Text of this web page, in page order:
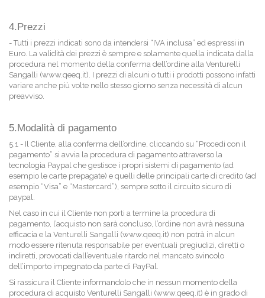
4.Prezzi
- Tutti i prezzi indicati sono da intendersi “IVA inclusa” ed espressi in
Euro. La validità dei prezzi è sempre e solamente quella indicata dalla
procedura nel momento della conferma dell’ordine alla Venturelli
Sangalli (www.qeeq.it). I prezzi di alcuni o tutti i prodotti possono infatti
variare anche più volte nello stesso giorno senza necessità di alcun
preavviso.
5.Modalità di pagamento
5.1 - Il Cliente, alla conferma dell’ordine, cliccando su “Procedi con il
pagamento” si avvia la procedura di pagamento attraverso la
tecnologia Paypal che gestisce i propri sistemi di pagamento (ad
esempio le carte prepagate) e quelli delle principali carte di credito (ad
esempio “Visa” e “Mastercard”), sempre sotto il circuito sicuro di
paypal.
Nel caso in cui il Cliente non porti a termine la procedura di
pagamento, l’acquisto non sarà concluso, l’ordine non avrà nessuna
efficacia e la Venturelli Sangalli (www.qeeq.it) non potrà in alcun
modo essere ritenuta responsabile per eventuali pregiudizi, diretti o
indiretti, provocati dall’eventuale ritardo nel mancato svincolo
dell’importo impegnato da parte di PayPal.
Si rassicura il Cliente informandolo che in nessun momento della
procedura di acquisto Venturelli Sangalli (www.qeeq.it) è in grado di